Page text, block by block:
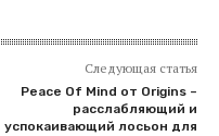
Следующая статья
Peace Of Mind от Origins –
расслабляющий и
успокаивающий лосьон для